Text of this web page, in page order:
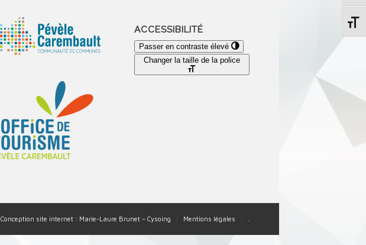
ACCESSIBILITÉ
Passer en contraste élevé
Changer la taille de la police
Conception site internet : Marie-Laure Brunet – Cysoing Mentions légales